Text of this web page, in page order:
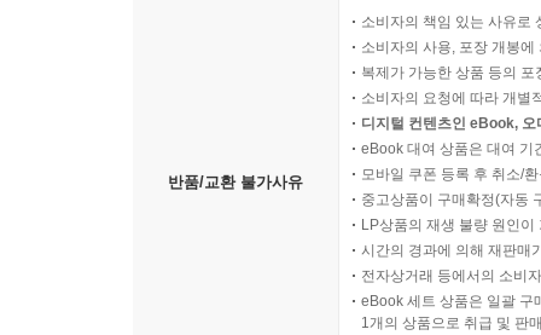
반품/교환 불가사유
소비자의 책임 있는 사유로
소비자의 사용, 포장 개봉
복제가 가능한 상품 등의
소비자의 요청에 따라 개별
디지털 컨텐츠인 eBook,
eBook 대여 상품은 대여 기
모바일 쿠폰 등록 후 취소/
중고상품이 구매확정(자동
LP상품의 재생 불량 원인
시간의 경과에 의해 재판매
전자상거래 등에서의 소비
eBook 세트 상품은 일괄 구
1개의 상품으로 취급 및 판